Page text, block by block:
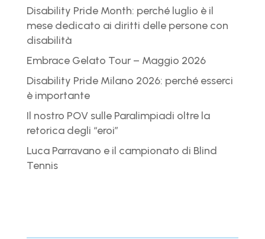
Disability Pride Month: perché luglio è il
mese dedicato ai diritti delle persone con
disabilità
Embrace Gelato Tour – Maggio 2026
Disability Pride Milano 2026: perché esserci
è importante
Il nostro POV sulle Paralimpiadi oltre la
retorica degli “eroi”
Luca Parravano e il campionato di Blind
Tennis